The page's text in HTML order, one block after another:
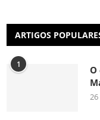
ARTIGOS
1